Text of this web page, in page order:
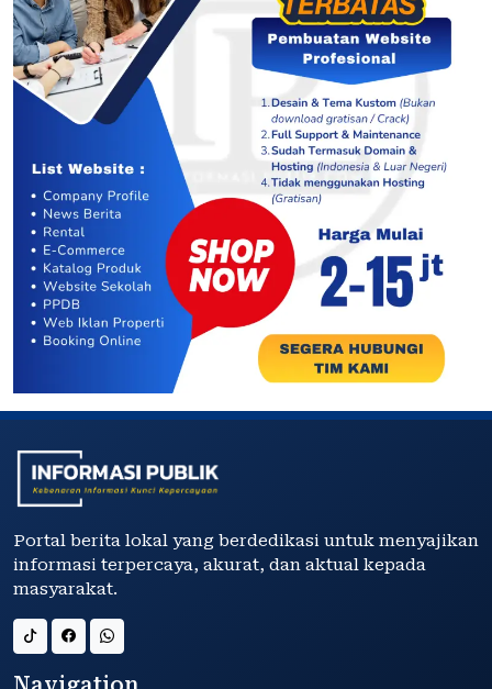
Portal berita lokal yang berdedikasi untuk menyajikan
informasi terpercaya, akurat, dan aktual kepada
masyarakat.